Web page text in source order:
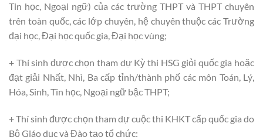
Tin học, Ngoại ngữ) của các trường THPT và THPT chuyên
trên toàn quốc, các lớp chuyên, hệ chuyên thuộc các Trường
đại học, Đại học quốc gia, Đại học vùng;
+ Thí sinh được chọn tham dự Kỳ thi HSG giỏi quốc gia hoặc
đạt giải Nhất, Nhì, Ba cấp tỉnh/thành phố các môn Toán, Lý,
Hóa, Sinh, Tin học, Ngoại ngữ bậc THPT;
+ Thí sinh được chọn tham dự cuộc thi KHKT cấp quốc gia do
Bộ Giáo dục và Đào tạo tổ chức;